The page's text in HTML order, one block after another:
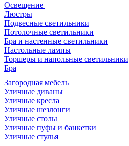
Освещение
Люстры
Подвесные светильники
Потолочные светильники
Бра и настенные светильники
Настольные лампы
Торшеры и напольные светильники
Бра
Загородная мебель
Уличные диваны
Уличные кресла
Уличные шезлонги
Уличные столы
Уличные пуфы и банкетки
Уличные стулья